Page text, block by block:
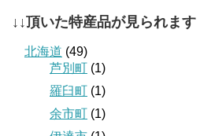
↓↓頂いた特産品が見られます
北海道 (49)
芦別町 (1)
羅臼町 (1)
余市町 (1)